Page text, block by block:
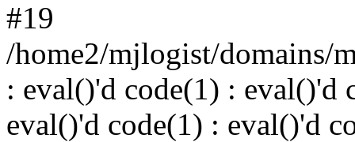
#19
/home2/mjlogist/domains/
: eval()'d code(1) : eval()'d
eval()'d code(1) : eval()'d